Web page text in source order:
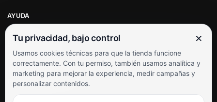
AYUDA
Soporte al cliente
Contacto
Términos y condiciones
Preguntas frecuentes
Tu privacidad, bajo control ×
Usamos cookies técnicas para que la tienda funcione
correctamente. Con tu permiso, también usamos analítica y
marketing para mejorar la experiencia, medir campañas y
personalizar contenidos.